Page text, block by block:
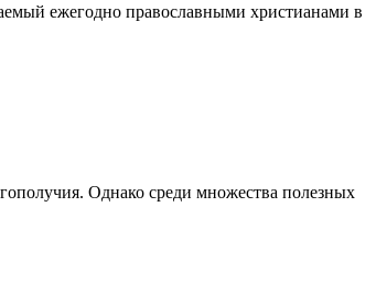
ежегодно православными христианами в
Однако среди множества полезных